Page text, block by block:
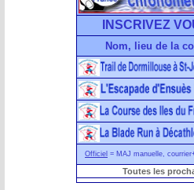
INSCRIVEZ
Nom, lieu de la
Officiel = MAJ manuelle,
Toutes les